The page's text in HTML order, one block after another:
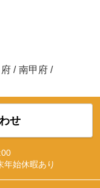
/ 南甲府 /
せ
年始休暇あり